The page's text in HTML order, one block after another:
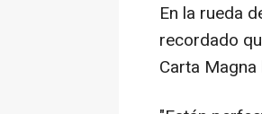
En la rueda
recordado
Carta